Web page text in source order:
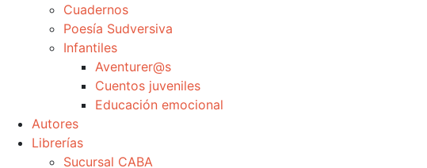
Cuadernos
Poesía Sudversiva
Infantiles
Aventurer@s
Cuentos juveniles
Educación emocional
Autores
Librerías
Sucursal CABA